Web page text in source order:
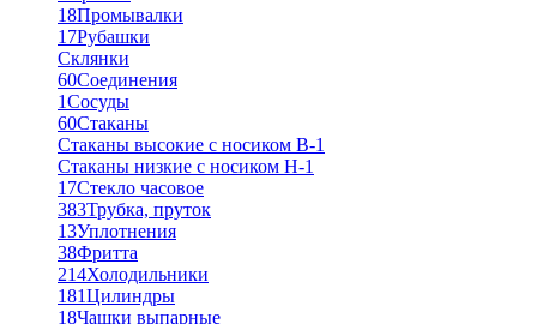
18Промывалки
17Рубашки
Склянки
60Соединения
1Сосуды
60Стаканы
Стаканы высокие с носиком В-1
Стаканы низкие с носиком Н-1
17Стекло часовое
383Трубка, пруток
13Уплотнения
38Фритта
214Холодильники
181Цилиндры
18Чашки выпарные